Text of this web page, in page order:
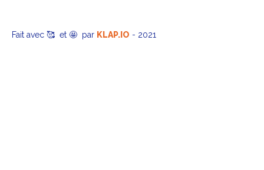
Fait avec 🥰 et 🤩 par KLAP.IO - 2021